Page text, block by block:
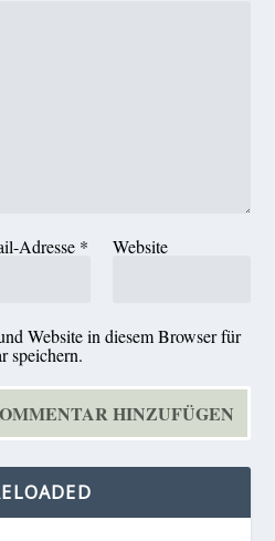
Adresse * Website
Website in diesem Browser für
speichern.